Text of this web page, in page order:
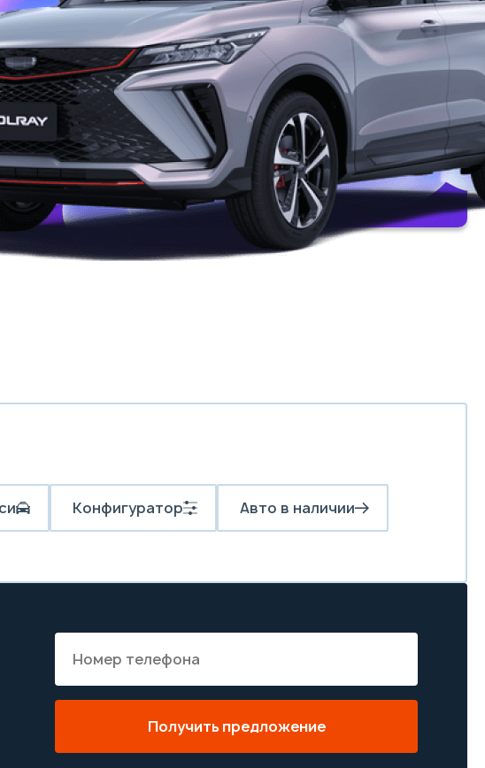
Конфигуратор Авто в наличии
Получить предложение